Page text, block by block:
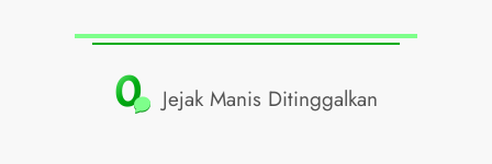
0 Jejak Manis Ditinggalkan